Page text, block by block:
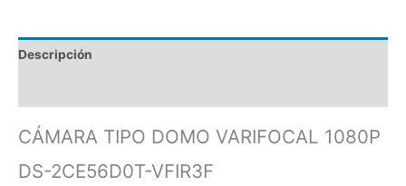
Descripción
CÁMARA TIPO DOMO VARIFOCAL 1080P
DS-2CE56D0T-VFIR3F